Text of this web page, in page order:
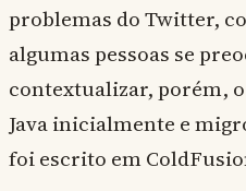
problemas do Twitter,
algumas pessoas se
contextualizar, porém,
Java inicialmente e
foi escrito em